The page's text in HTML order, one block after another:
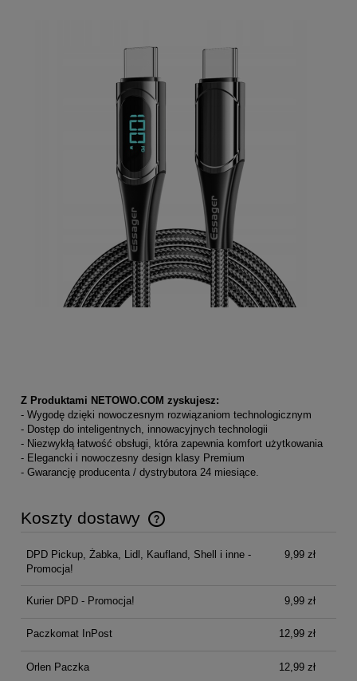
Z Produktami NETOWO.COM zyskujesz:
- Wygodę dzięki nowoczesnym rozwiązaniom technologicznym
- Dostęp do inteligentnych, innowacyjnych technologii
- Niezwykłą łatwość obsługi, która zapewnia komfort użytkowania
- Elegancki i nowoczesny design klasy Premium
- Gwarancję producenta / dystrybutora 24 miesiące.
Koszty dostawy
Cena nie zawiera ewentualnych kosztów płatności
DPD Pickup, Żabka, Lidl, Kaufland, Shell i inne -
Promocja!
9,99 zł
Kurier DPD - Promocja! 9,99 zł
Paczkomat InPost 12,99 zł
Orlen Paczka 12,99 zł